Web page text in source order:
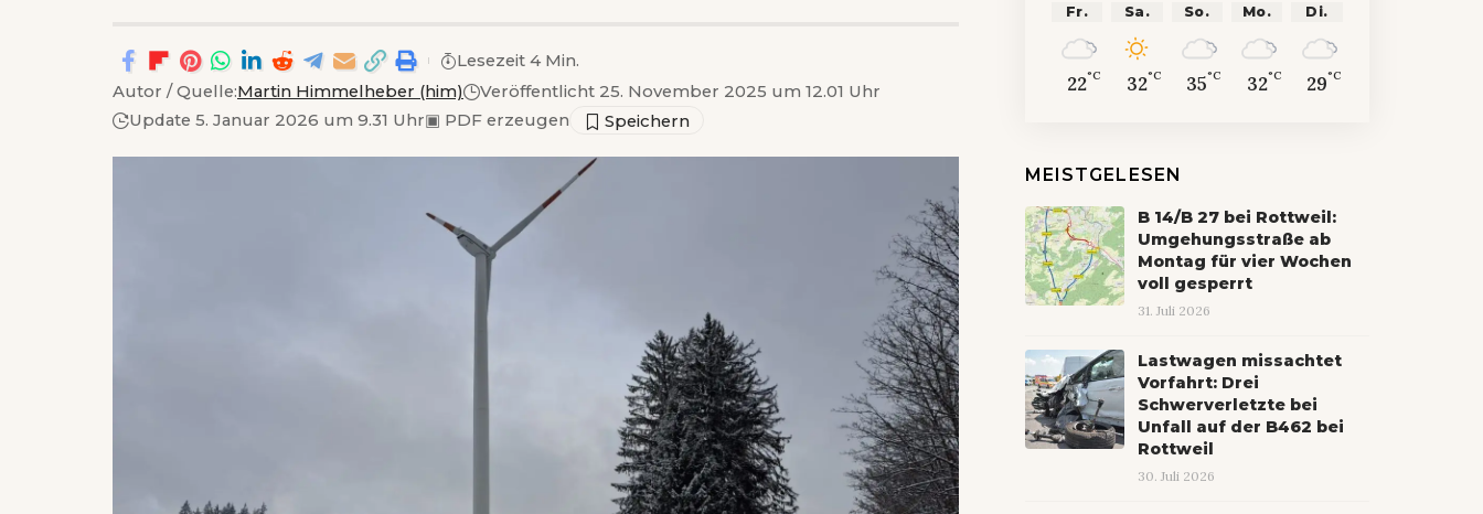
Autor / Quelle:Martin Himmelheber (him)
Veröffentlicht 25. November 2025 um 12.01 Uhr
Update 5. Januar 2026 um 9.31 Uhr▣ PDF erzeugen
Lesezeit 4 Min.
Fr.
22°C
Sa.
32°C
So.
35°C
Mo.
32°C
Di.
29°C
MEISTGELESEN
B 14/B 27 bei Rottweil:
Umgehungsstraße ab
Montag für vier Wochen
voll gesperrt
31. Juli 2026
Lastwagen missachtet
Vorfahrt: Drei
Schwerverletzte bei
Unfall auf der B462 bei
Rottweil
30. Juli 2026